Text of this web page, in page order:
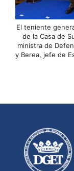
El teniente
de la Casa de
ministra de
y Berea, jefe de